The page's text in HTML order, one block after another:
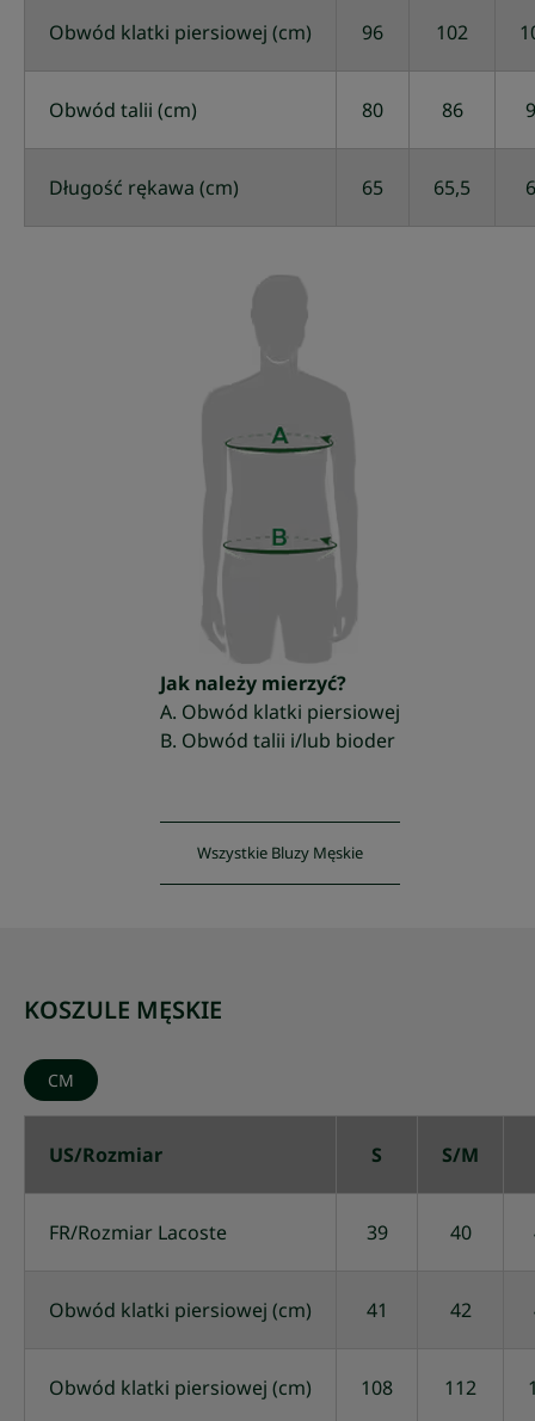
Obwód klatki piersiowej (cm) 96 102
Obwód talii (cm) 80 86
Długość rękawa (cm) 65 65,5
Jak należy mierzyć?
A. Obwód klatki piersiowej
B. Obwód talii i/lub bioder
Wszystkie Bluzy Męskie
KOSZULE MĘSKIE
CM
US/Rozmiar S S/M
FR/Rozmiar Lacoste 39 40
Obwód klatki piersiowej (cm) 41 42
Obwód klatki piersiowej (cm) 108 112